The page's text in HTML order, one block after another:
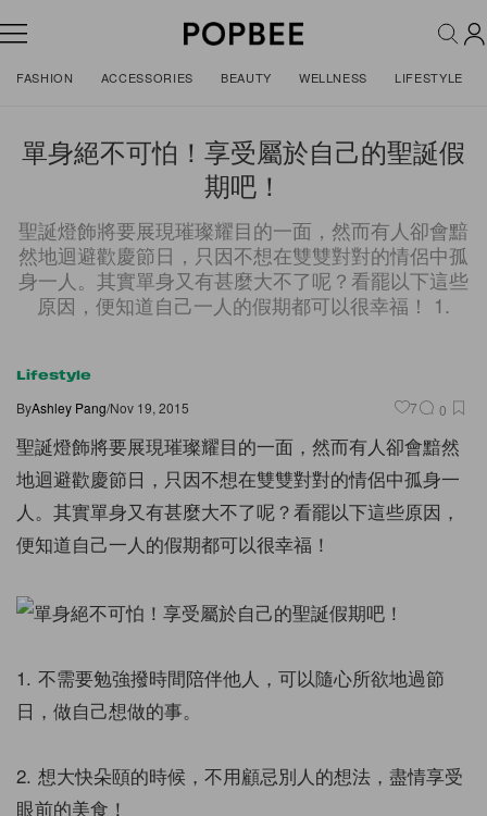
FASHION ACCESSORIES BEAUTY WELLNESS LIFESTYLE
單身絕不可怕！享受屬於自己的聖誕假
期吧！
聖誕燈飾將要展現璀璨耀目的一面，然而有人卻會黯
然地迴避歡慶節日，只因不想在雙雙對對的情侶中孤
身一人。其實單身又有甚麼大不了呢？看罷以下這些
原因，便知道自己一人的假期都可以很幸福！ 1.
Lifestyle
ByAshley Pang/Nov 19, 2015 7 0
聖誕燈飾將要展現璀璨耀目的一面，然而有人卻會黯然
地迴避歡慶節日，只因不想在雙雙對對的情侶中孤身一
人。其實單身又有甚麼大不了呢？看罷以下這些原因，
便知道自己一人的假期都可以很幸福！
1. 不需要勉強撥時間陪伴他人，可以隨心所欲地過節
日，做自己想做的事。
2. 想大快朵頤的時候，不用顧忌別人的想法，盡情享受
眼前的美食！